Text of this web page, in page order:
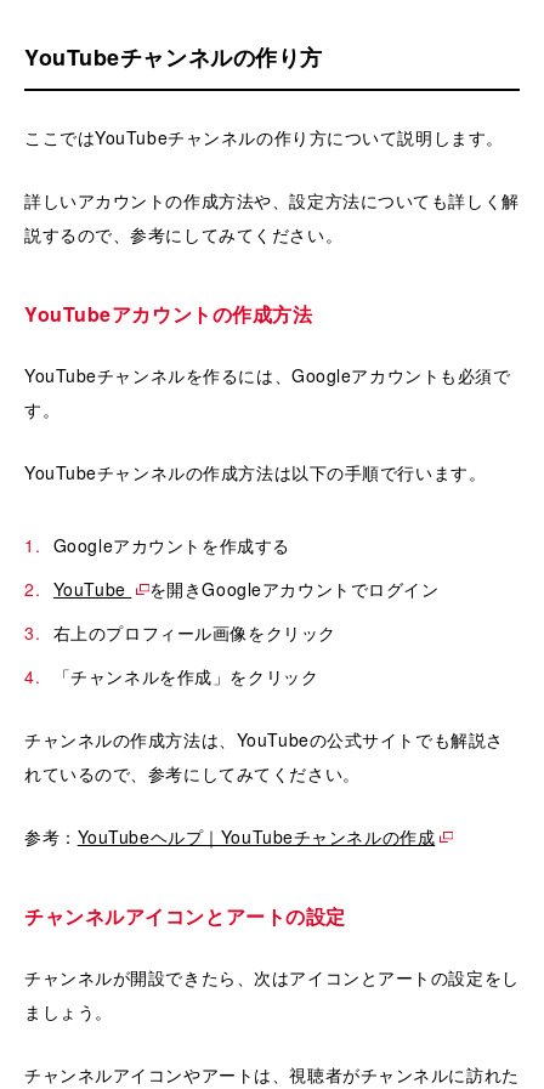
YouTubeチャンネルの作り方
ここではYouTubeチャンネルの作り方について説明します。
詳しいアカウントの作成方法や、設定方法についても詳しく解
説するので、参考にしてみてください。
YouTubeアカウントの作成方法
YouTubeチャンネルを作るには、Googleアカウントも必須で
す。
YouTubeチャンネルの作成方法は以下の手順で行います。
Googleアカウントを作成する
YouTube
を開きGoogleアカウントでログイン
右上のプロフィール画像をクリック
「チャンネルを作成」をクリック
チャンネルの作成方法は、YouTubeの公式サイトでも解説さ
れているので、参考にしてみてください。
参考： YouTubeヘルプ｜YouTubeチャンネルの作成
チャンネルアイコンとアートの設定
チャンネルが開設できたら、次はアイコンとアートの設定をし
ましょう。
チャンネルアイコンやアートは、視聴者がチャンネルに訪れた